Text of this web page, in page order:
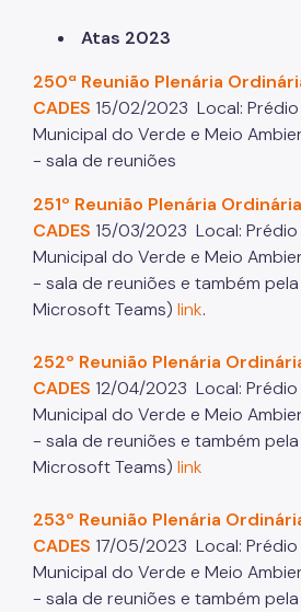
Unidades de Conservação
Trilha Interparques
Viveiros Municipais
Educação Ambiental UMAPAZ
Programação
Planejamento Ambiental
Patrimônio Ambiental
Biosampa
Informações Ambientais
Licenciamento Ambiental
Atas 2023
250ª Reunião Plenária
CADES 15/02/2023 Local:
Municipal do Verde e Meio
- sala de reuniões
251º Reunião Plenária
CADES 15/03/2023 Local:
Municipal do Verde e Meio
- sala de reuniões e também
Microsoft Teams) link.
252º Reunião Plenária
CADES 12/04/2023 Local:
Municipal do Verde e Meio
- sala de reuniões e também
Microsoft Teams) link
253º Reunião Plenária
CADES 17/05/2023 Local:
Municipal do Verde e Meio
- sala de reuniões e também